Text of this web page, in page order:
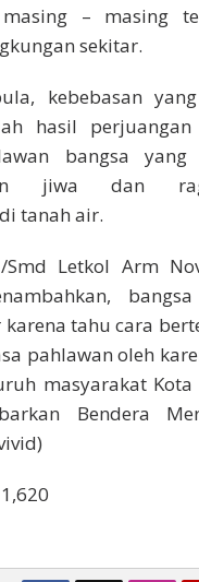
masing – masing
sekitar.
kebebasan
hasil
bangsa
jiwa dan
tanah air.
Smd Letkol Arm
tahu cara
pahlawan oleh
masyarakat Kota
Bendera
1,620